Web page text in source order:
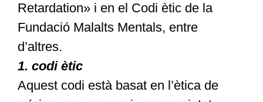
Retardation» i en el Codi ètic de la
Fundació Malalts Mentals, entre
d’altres.
1. codi ètic
Aquest codi està basat en l’ètica de